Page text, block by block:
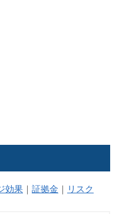
効果 ｜ 証拠金 ｜ リスク